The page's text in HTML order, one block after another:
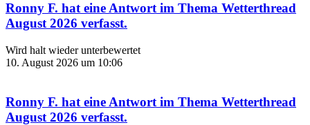
Ronny F. hat eine Antwort im Thema Wetterthread
August 2026 verfasst.
Wird halt wieder unterbewertet
10. August 2026 um 10:06
Ronny F. hat eine Antwort im Thema Wetterthread
August 2026 verfasst.